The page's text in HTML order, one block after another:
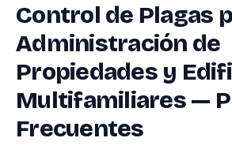
Control de Plagas
Administración de
Propiedades y
Multifamiliares —
Frecuentes